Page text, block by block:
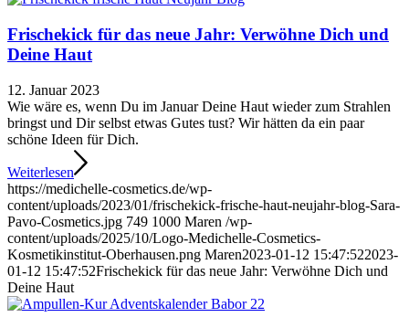
Frischekick für das neue Jahr: Verwöhne Dich und
Deine Haut
12. Januar 2023
Wie wäre es, wenn Du im Januar Deine Haut wieder zum Strahlen
bringst und Dir selbst etwas Gutes tust? Wir hätten da ein paar
schöne Ideen für Dich.
Weiterlesen
https://medichelle-cosmetics.de/wp-
content/uploads/2023/01/frischekick-frische-haut-neujahr-blog-Sara-
Pavo-Cosmetics.jpg 749 1000 Maren /wp-
content/uploads/2025/10/Logo-Medichelle-Cosmetics-
Kosmetikinstitut-Oberhausen.png Maren2023-01-12 15:47:522023-
01-12 15:47:52Frischekick für das neue Jahr: Verwöhne Dich und
Deine Haut